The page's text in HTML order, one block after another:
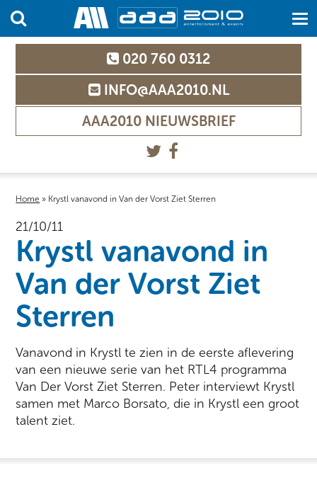
020 760 0312
INFO@AAA2010.NL
AAA2010 NIEUWSBRIEF
Home » Krystl vanavond in Van der Vorst Ziet Sterren
21/10/11
Krystl vanavond in
Van der Vorst Ziet
Sterren
Vanavond in Krystl te zien in de eerste aflevering
van een nieuwe serie van het RTL4 programma
Van Der Vorst Ziet Sterren. Peter interviewt Krystl
samen met Marco Borsato, die in Krystl een groot
talent ziet.